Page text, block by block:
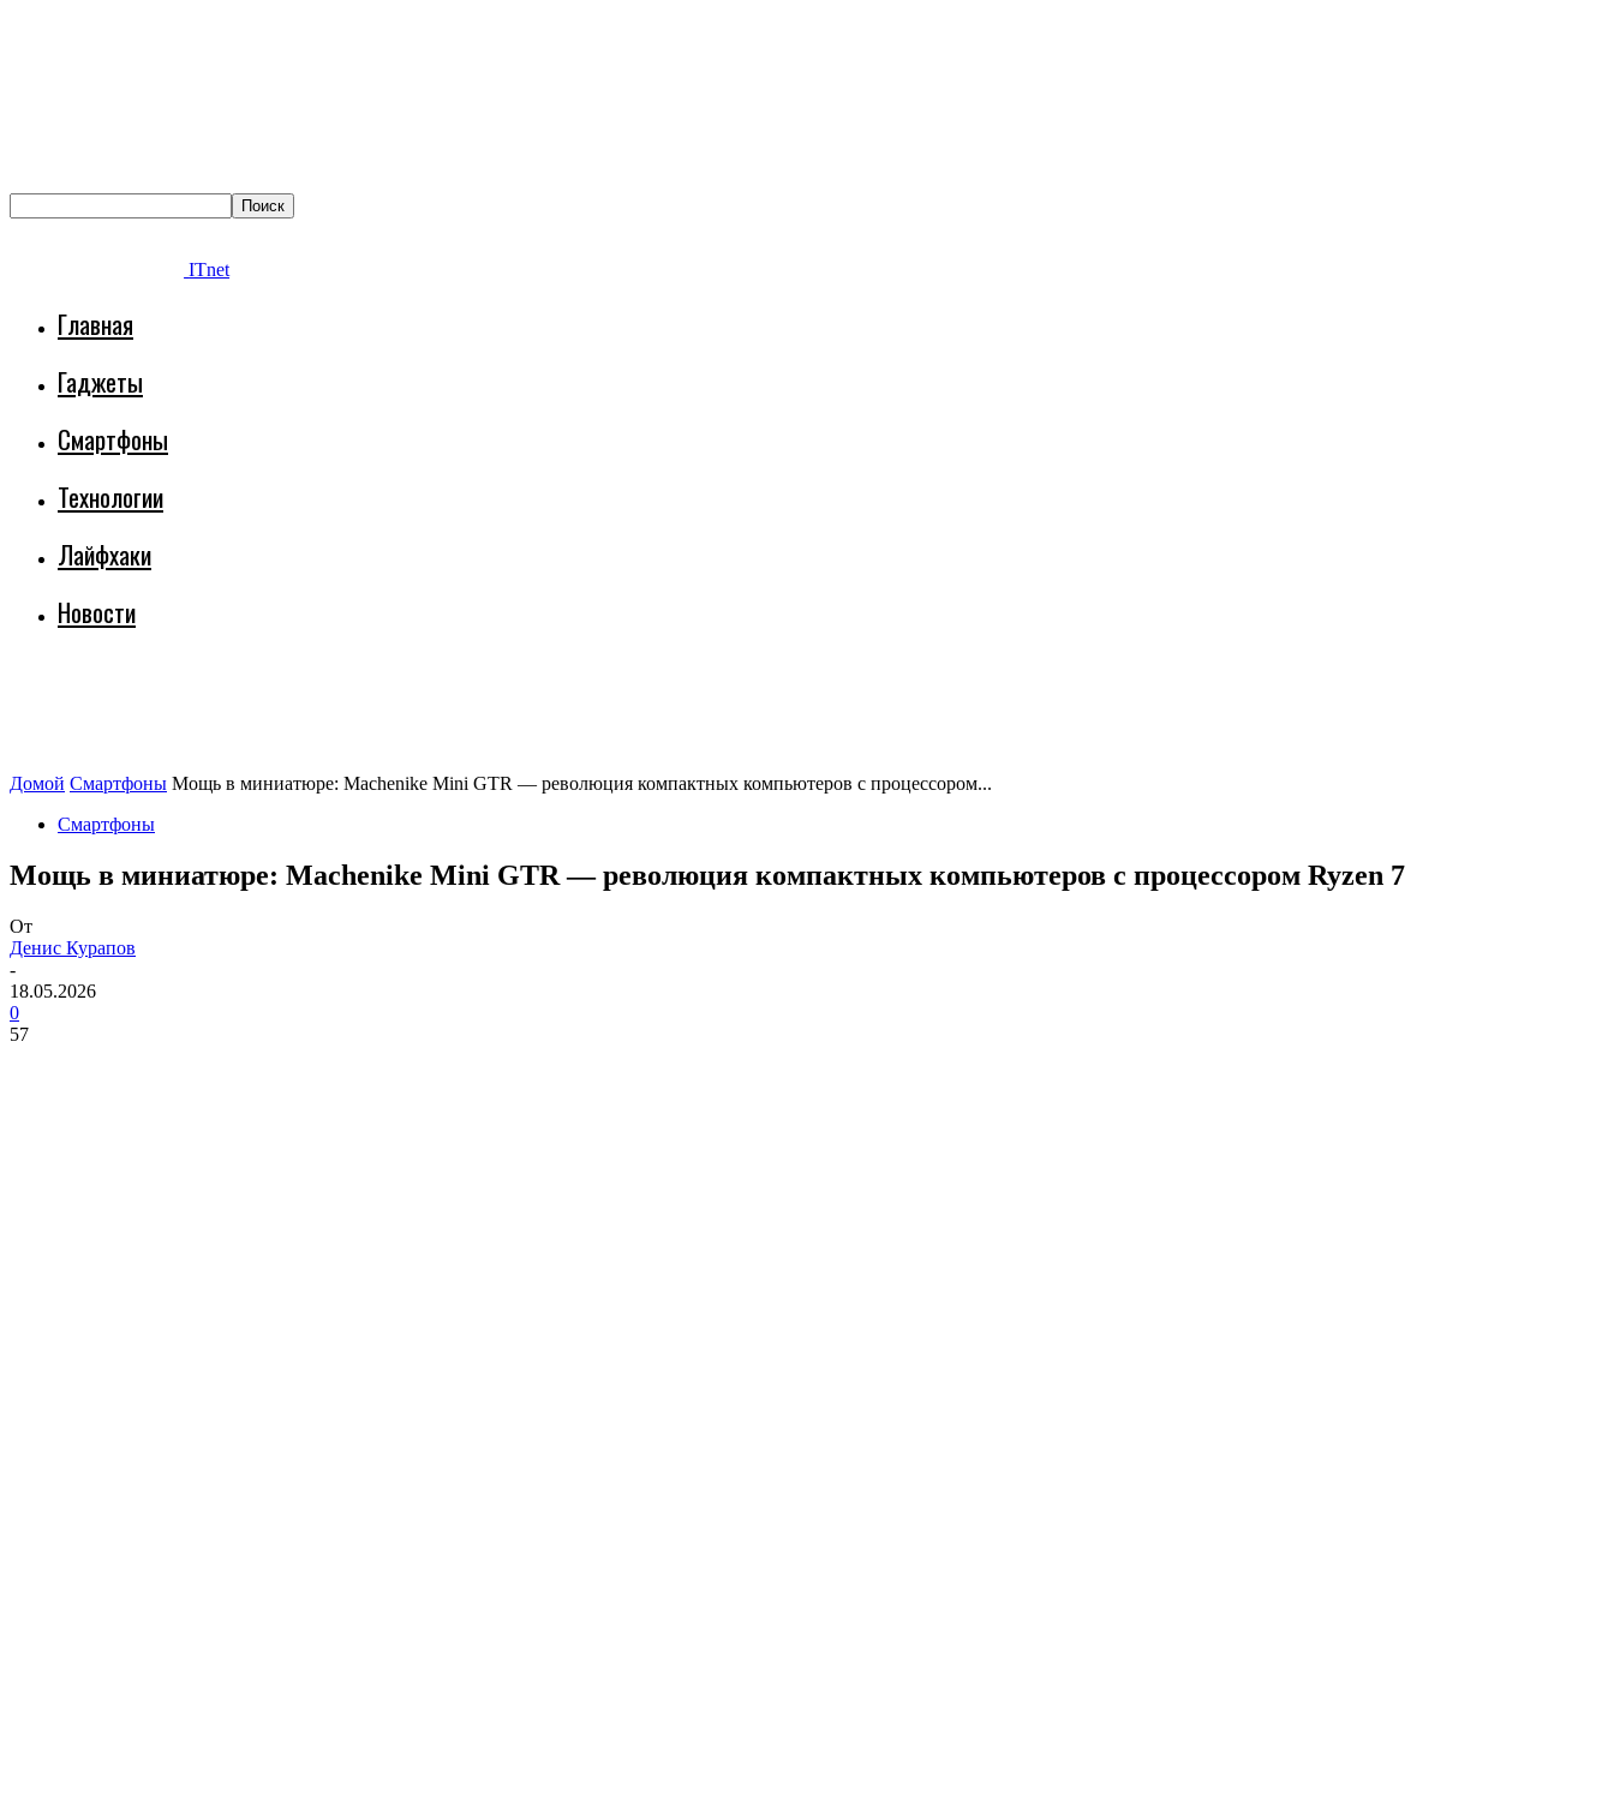
ITnet
Главная
Гаджеты
Смартфоны
Технологии
Лайфхаки
Новости
Домой Смартфоны Мощь в миниатюре: Machenike Mini GTR — революция компактных компьютеров с процессором...
Смартфоны
Мощь в миниатюре: Machenike Mini GTR — революция компактных компьютеров с процессором Ryzen 7
От
Денис Курапов
-
18.05.2026
0
57